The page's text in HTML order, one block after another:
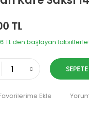
TL
TL den başlayan taksitlerle!